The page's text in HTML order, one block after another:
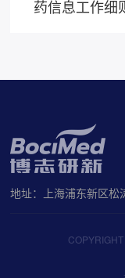
药信息工作细
地址：上海浦东新区松